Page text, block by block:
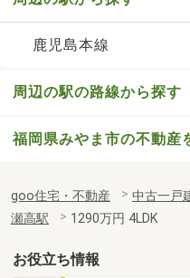
鹿児島本線
周辺の駅の路線から探す
福岡県みやま市の不動産
goo住宅・不動産 中古一戸
瀬高駅
1290万円 4LDK
お役立ち情報